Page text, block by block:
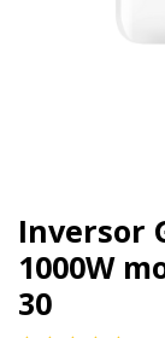
Inversor
1000W
30